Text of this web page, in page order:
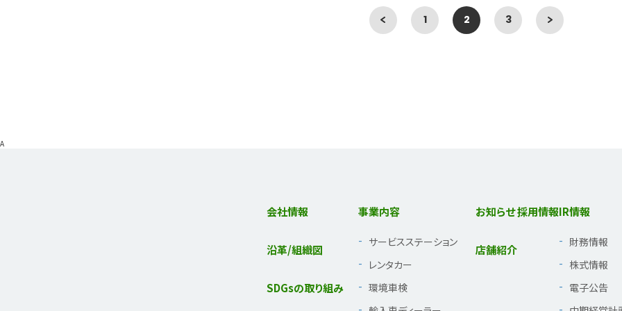
1 2 3
A
会社情報
沿革/組織図
SDGsの取り組み
事業内容
サービスステーション
レンタカー
環境車検
お知らせ
店舗紹介
採用情報IR情報
財務情報
株式情報
電子公告